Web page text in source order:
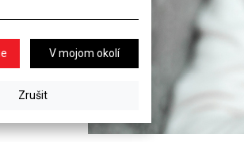
V mojom okolí